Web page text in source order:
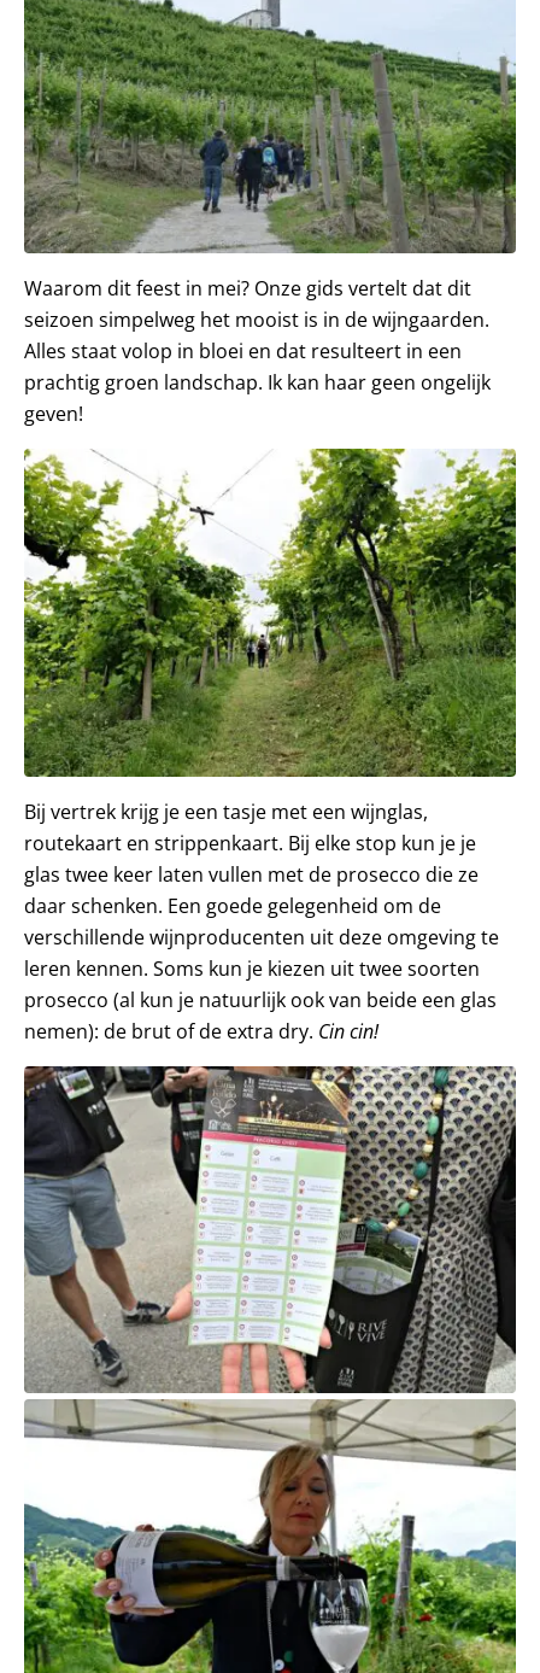
Waarom dit feest in mei? Onze gids vertelt dat dit
seizoen simpelweg het mooist is in de wijngaarden.
Alles staat volop in bloei en dat resulteert in een
prachtig groen landschap. Ik kan haar geen ongelijk
geven!
Bij vertrek krijg je een tasje met een wijnglas,
routekaart en strippenkaart. Bij elke stop kun je je
glas twee keer laten vullen met de prosecco die ze
daar schenken. Een goede gelegenheid om de
verschillende wijnproducenten uit deze omgeving te
leren kennen. Soms kun je kiezen uit twee soorten
prosecco (al kun je natuurlijk ook van beide een glas
nemen): de brut of de extra dry. Cin cin!